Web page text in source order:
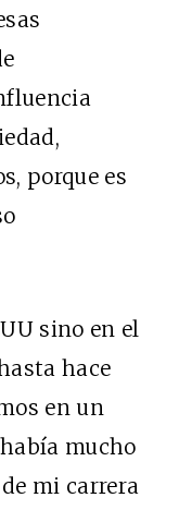
porque es
sino en el
hace
en un
mucho
mi carrera